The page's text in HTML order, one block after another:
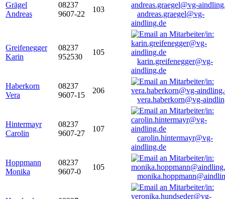
Grägel
Andreas
08237
9607-22
103
andreas.graegel@vg-
aindling.de
Greifenegger
Karin
08237
952530
105
karin.greifenegger@vg-
aindling.de
Haberkorn
Vera
08237
9607-15
206
vera.haberkorn@vg-
Hintermayr
Carolin
08237
9607-27
107
carolin.hintermayr@vg-
aindling.de
Hoppmann
Monika
08237
9607-0
105